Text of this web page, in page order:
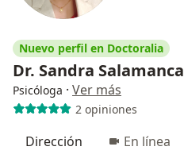
Nuevo perfil en Doctoralia
Dr. Sandra Salamanca
Psicóloga · Ver más
2 opiniones
Dirección En línea